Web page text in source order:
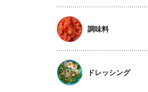
調味料
ドレッシング